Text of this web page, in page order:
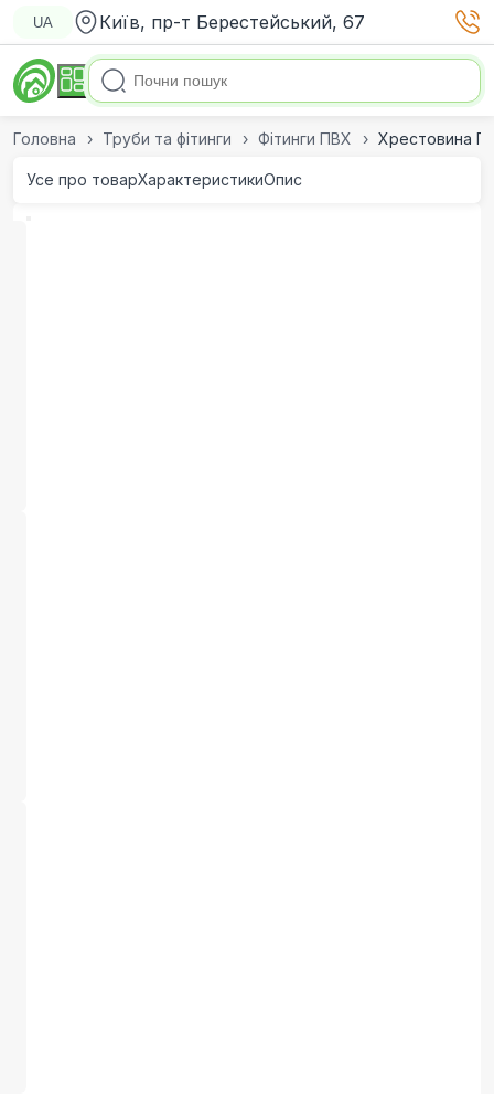
UA Київ, пр-т Берестейський, 67
Головна Труби та фітинги Фітинги ПВХ Хрестовина
Усе про товарХарактеристикиОпис